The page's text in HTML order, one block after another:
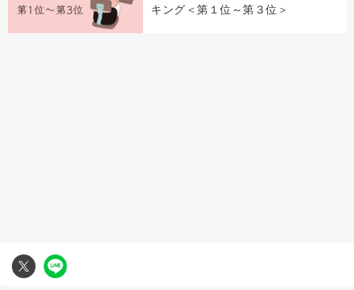
キング＜第１位～第３位＞